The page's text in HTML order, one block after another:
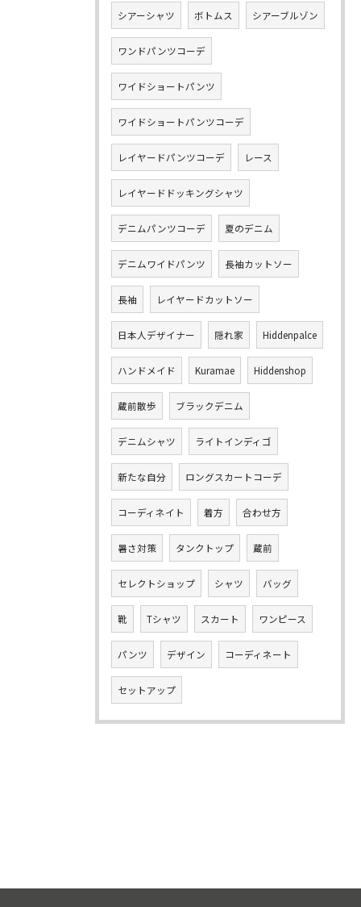
シアーシャツ ボトムス シアーブルゾン
ワンドパンツコーデ
ワイドショートパンツ
ワイドショートパンツコーデ
レイヤードパンツコーデ レース
レイヤードドッキングシャツ
デニムパンツコーデ 夏のデニム
デニムワイドパンツ 長袖カットソー
長袖 レイヤードカットソー
日本人デザイナー 隠れ家 Hiddenpalce
ハンドメイド Kuramae Hiddenshop
蔵前散歩 ブラックデニム
デニムシャツ ライトインディゴ
新たな自分 ロングスカートコーデ
コーディネイト 着方 合わせ方
暑さ対策 タンクトップ 蔵前
セレクトショップ シャツ バッグ
靴 Tシャツ スカート ワンピース
パンツ デザイン コーディネート
セットアップ